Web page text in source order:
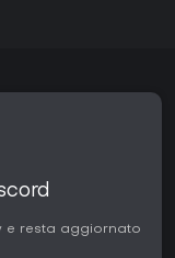
e resta aggiornato